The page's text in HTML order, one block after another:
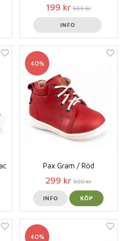
199 kr 500 kr
INFO
40%
Pax Gram / Röd
299 kr 500 kr
INFO KÖP
40%